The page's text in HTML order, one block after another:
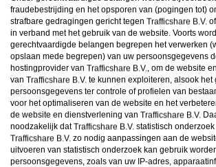
fraudebestrijding en het opsporen van (pogingen tot)
strafbare gedragingen gericht tegen
in verband met het gebruik van de website. Voorts
gerechtvaardigde belangen begrepen het verwerken
opslaan mede begrepen) van uw persoonsgegevens
hostingprovider van
, om de website
van
te kunnen exploiteren, alsook het
persoonsgegevens ter controle of profielen van
voor het optimaliseren van de website en het
de website en dienstverlening van
noodzakelijk dat
statistisch
zo nodig aanpassingen aan de
uitvoeren van statistisch onderzoek kan gebruik
persoonsgegevens, zoals van uw IP-adres,